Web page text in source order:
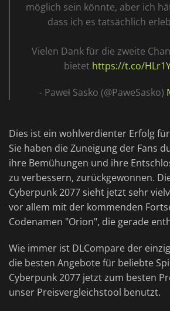
möglich sein könnte, aber ich
dass ich es tatsächlich
Vielen Dank für die zweite
bietet https://t.co/
- Paweł Sasko (@PaweSasko)
Dies ist ein wohlverdienter Erfolg
Sie haben die Zuneigung der Fans
ihre Bemühungen und ihre
zu verbessern, zurückgewonnen.
Cyberpunk 2077 sieht jetzt sehr
vor allem mit der kommenden
Codenamen "Orion", die gerade
Wie immer ist DLCompare der
die besten Angebote für beliebte
Cyberpunk 2077 jetzt zum besten
unser Preisvergleichstool benutzt.